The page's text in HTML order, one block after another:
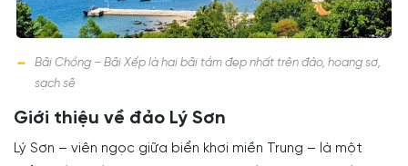
Bãi Chồng – Bãi Xếp là hai bãi tắm đẹp nhất trên đảo, hoang sơ,
sạch sẽ
Giới thiệu về đảo Lý Sơn
Lý Sơn – viên ngọc giữa biển khơi miền Trung – là một